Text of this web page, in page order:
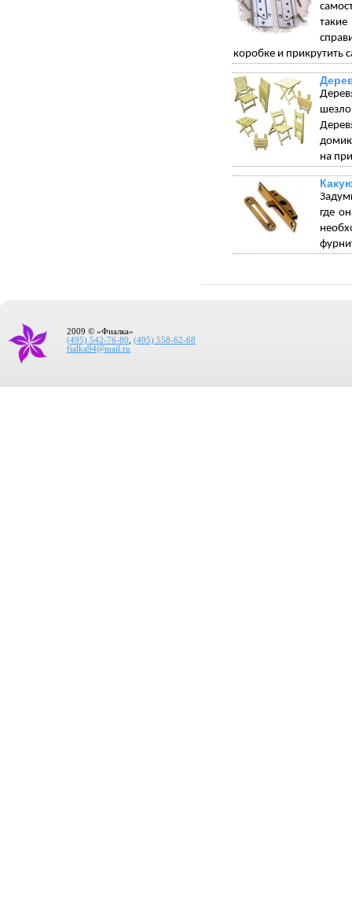
коробке и прикрутить
на
где
2009 © «Фиалка»
(495) 542-76-80
(495) 558-62-68
fialka94@mail.ru